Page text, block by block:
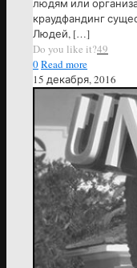
людям или
краудфандинг
Людей, […]
Do you like it?49
0Read more
15 декабря, 2016